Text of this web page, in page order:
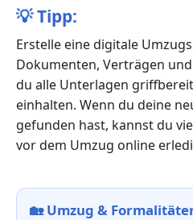
💡Tipp:
Erstelle eine digitale
Dokumenten, Verträgen
du alle Unterlagen
einhalten. Wenn du deine
gefunden hast, kannst du
vor dem Umzug online
🏡Umzug &